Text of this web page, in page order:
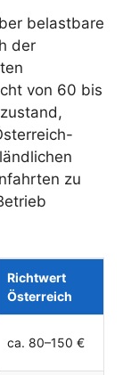
belastbare
der
von 60 bis
zu
Richtwert
Österreich
ca. 80–150 €